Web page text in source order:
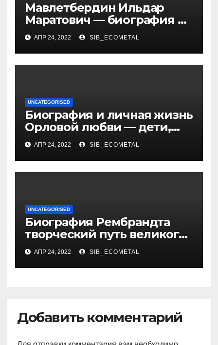
Мавлетбердин Ильдар
Маратович — биография и
достижения талантливого
российского политика и
бизнесмена
АПР 24, 2022 SIB_ECOMETAL
UNCATEGORISED
Биография и личная жизнь
Орловой любви — дети,
достижения, семейные
радости
АПР 24, 2022 SIB_ECOMETAL
UNCATEGORISED
Биография Рембрандта
творческий путь великого
художника
АПР 24, 2022 SIB_ECOMETAL
Добавить комментарий